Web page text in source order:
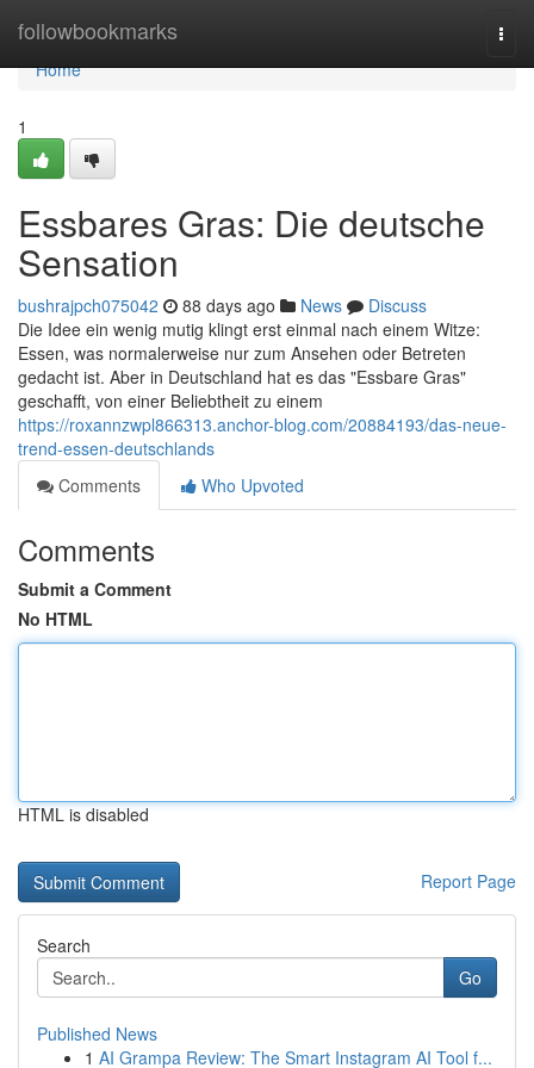
followbookmarks
Home
Home
1
Essbares Gras: Die deutsche
Sensation
bushrajpch075042 88 days ago News
Discuss
Die Idee ein wenig mutig klingt erst einmal nach einem Witze:
Essen, was normalerweise nur zum Ansehen oder Betreten
gedacht ist. Aber in Deutschland hat es das "Essbare Gras"
geschafft, von einer Beliebtheit zu einem
https://roxannzwpl866313.anchor-blog.com/20884193/das-neue-
trend-essen-deutschlands
Comments
Who Upvoted
Comments
Submit a Comment
No HTML
HTML is disabled
Report Page
Search
Go
Published News
1 AI Grampa Review: The Smart Instagram AI Tool f...